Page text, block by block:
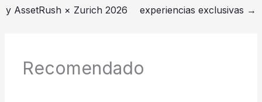
y AssetRush × Zurich 2026
experiencias exclusivas →
Recomendado